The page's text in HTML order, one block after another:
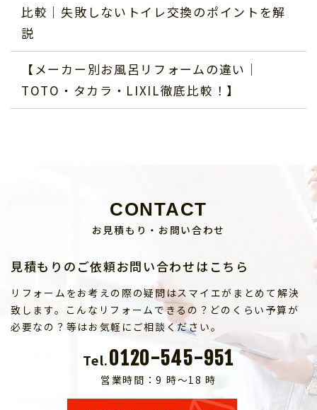
比較｜失敗しないトイレ交換のポイントを解
説
【メーカー別お風呂リフォームの違い｜
TOTO・タカラ・LIXIL徹底比較！】
CONTACT
お見積もり・お問い合わせ
見積もりのご依頼お問い合わせはこちら
リフォームをお考えの際の疑問はスマイエがまとめて解決
致します。こんなリフォームできるの？どのくらい予算が
必要なの？等はお気軽にご相談ください。
Tel.0120-545-951
営業時間：9 時～18 時